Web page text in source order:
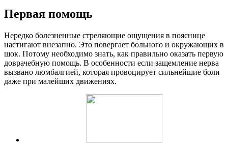
Первая помощь
Нередко болезненные стреляющие ощущения в пояснице
настигают внезапно. Это повергает больного и окружающих в
шок. Потому необходимо знать, как правильно оказать первую
доврачебную помощь. В особенности если защемление нерва
вызвано люмбалгией, которая провоцирует сильнейшие боли
даже при малейших движениях.